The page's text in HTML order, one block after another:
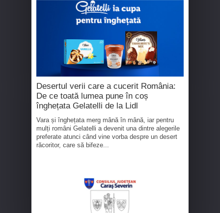
Desertul verii care a cucerit România:
De ce toată lumea pune în coș
înghețata Gelatelli de la Lidl
Vara și înghețata merg mână în mână, iar pentru
mulți români Gelatelli a devenit una dintre alegerile
preferate atunci când vine vorba despre un desert
răcoritor, care să bifeze...